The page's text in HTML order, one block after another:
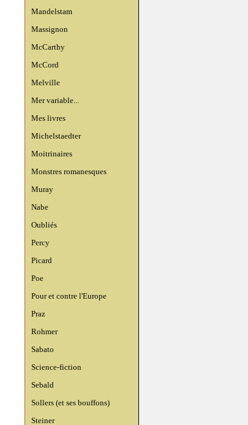
Mandelstam
Massignon
McCarthy
McCord
Melville
Mer variable...
Mes livres
Michelstaedter
Moitrinaires
Monstres romanesques
Muray
Nabe
Oubliés
Percy
Picard
Poe
Pour et contre l'Europe
Praz
Rohmer
Sabato
Science-fiction
Sebald
Sollers (et ses bouffons)
Steiner